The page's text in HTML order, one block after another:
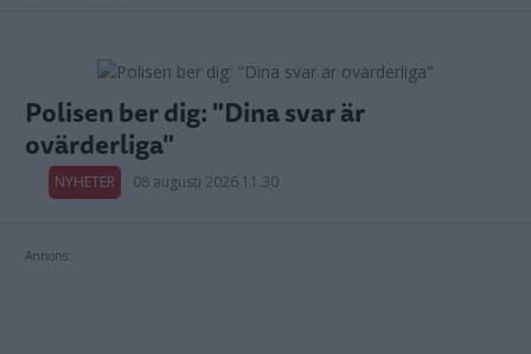
Polisen ber dig: "Dina svar är
ovärderliga"
NYHETER 08 augusti 2026 11.30
Annons: